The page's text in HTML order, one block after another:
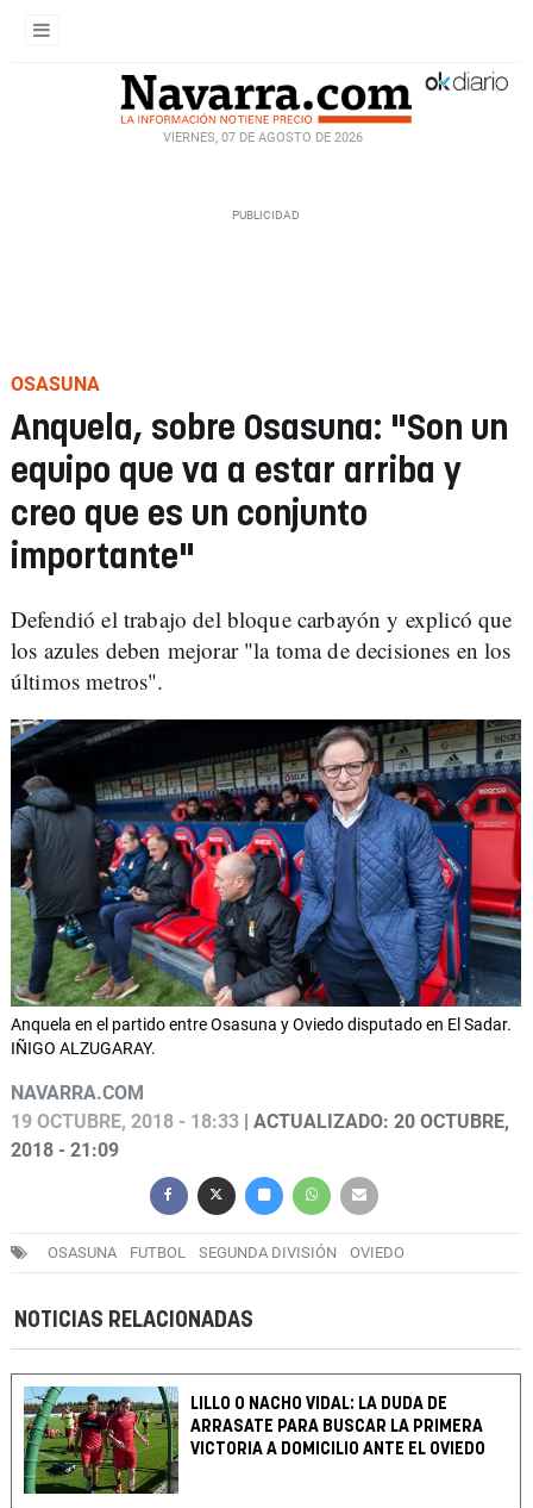
VIERNES, 07 DE AGOSTO DE 2026
OSASUNA
Anquela, sobre Osasuna: "Son un
equipo que va a estar arriba y
creo que es un conjunto
importante"
Defendió el trabajo del bloque carbayón y explicó que
los azules deben mejorar "la toma de decisiones en los
últimos metros".
Anquela en el partido entre Osasuna y Oviedo disputado en El Sadar.
IÑIGO ALZUGARAY.
NAVARRA.COM
19 OCTUBRE, 2018 - 18:33 | ACTUALIZADO: 20 OCTUBRE,
2018 - 21:09
OSASUNA FUTBOL SEGUNDA DIVISIÓN OVIEDO
NOTICIAS RELACIONADAS
LILLO O NACHO VIDAL: LA DUDA DE
ARRASATE PARA BUSCAR LA PRIMERA
VICTORIA A DOMICILIO ANTE EL OVIEDO